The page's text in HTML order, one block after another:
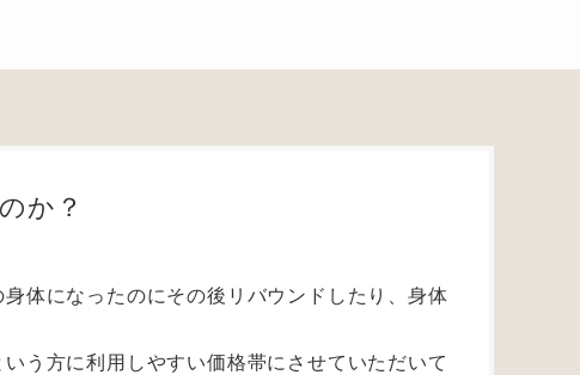
か？
体になったのにその後リバウンドしたり、身体
いう方に利用しやすい価格帯にさせていただいて